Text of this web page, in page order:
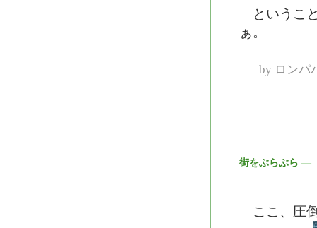
というこ
ぁ。
by ロンパ
街をぶらぶら ―
ここ、圧